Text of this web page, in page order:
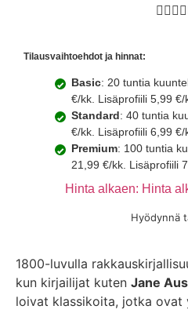

Tilausvaihtoehdot ja hinnat:
Basic: 20 tuntia
€/kk. Lisäprofiili 5,99 €/
Standard: 40 tuntia
€/kk. Lisäprofiili 6,99 €/
Premium: 100 tuntia
21,99 €/kk. Lisäprofiili
Hinta alkaen: Hinta
Hyödynnä
1800-luvulla
kun kirjailijat kuten Jane
loivat klassikoita, jotka ovat